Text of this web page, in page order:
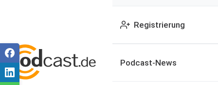
Registrierung
Podcast-News